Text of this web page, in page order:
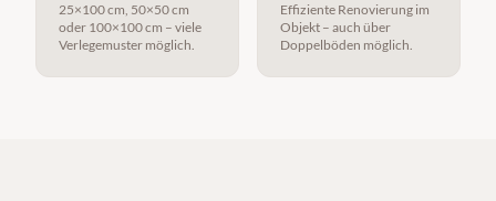
25×100 cm, 50×50 cm
oder 100×100 cm – viele
Verlegemuster möglich.
Effiziente Renovierung im
Objekt – auch über
Doppelböden möglich.